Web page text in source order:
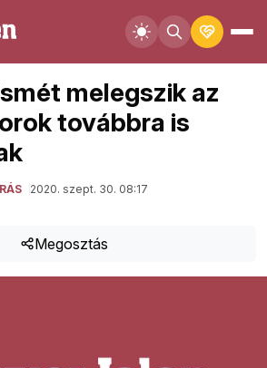
melegszik az
továbbra is
2020. szept. 30. 08:17
Megosztás